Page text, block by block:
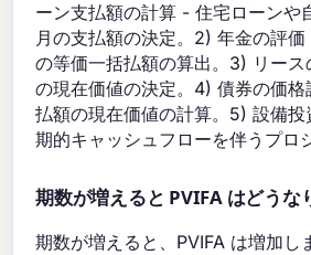
ーン支払額の計算 - 住宅ローンや
月の支払額の決定。2) 年金の評
の等価一括払額の算出。3) リー
の現在価値の決定。4) 債券の価
払額の現在価値の計算。5) 設備
期的キャッシュフローを伴うプロ
期数が増えると PVIFA はどうな
期数が増えると、PVIFA は増加し